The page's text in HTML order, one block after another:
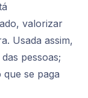
valorizar
Usada assim,
pessoas;
se paga